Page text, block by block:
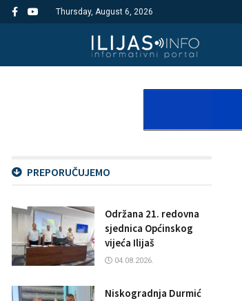
Thursday, August 6, 2026
PREPORUČUJEMO
Održana 21. redovna
sjednica Općinskog
vijeća Ilijaš
04.08.2026.
Niskogradnja Durmić